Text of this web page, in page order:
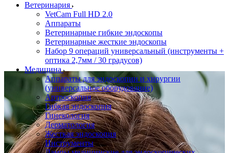
Ветеринария
VetCam Full HD 2.0
Аппараты
Ветеринарные гибкие эндоскопы
Ветеринарные жесткие эндоскопы
Набор 9 операций универсальный (инструменты +
оптика 2,7мм / 30 градусов)
Медицина
Аппараты для эндоскопии и хирургии
(универсальное оборудование)
Артроскопия
Гибкая эндоскопия
Гинекология
Дерматология
Жесткая эндоскопия
Инструменты